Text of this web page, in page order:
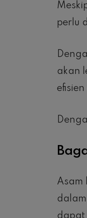
perlu
akan
Asam